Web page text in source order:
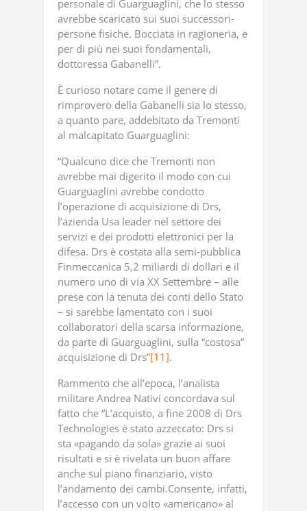
personale di Guarguaglini, che lo stesso
avrebbe scaricato sui suoi successori-
persone fisiche. Bocciata in ragioneria, e
per di più nei suoi fondamentali,
dottoressa Gabanelli”.
È curioso notare come il genere di
rimprovero della Gabanelli sia lo stesso,
a quanto pare, addebitato da Tremonti
al malcapitato Guarguaglini:
“Qualcuno dice che Tremonti non
avrebbe mai digerito il modo con cui
Guarguaglini avrebbe condotto
l’operazione di acquisizione di Drs,
l’azienda Usa leader nel settore dei
servizi e dei prodotti elettronici per la
difesa. Drs è costata alla semi-pubblica
Finmeccanica 5,2 miliardi di dollari e il
numero uno di via XX Settembre – alle
prese con la tenuta dei conti dello Stato
– si sarebbe lamentato con i suoi
collaboratori della scarsa informazione,
da parte di Guarguaglini, sulla “costosa”
acquisizione di Drs”[11].
Rammento che all’epoca, l’analista
militare Andrea Nativi concordava sul
fatto che “L’acquisto, a fine 2008 di Drs
Technologies è stato azzeccato: Drs si
sta «pagando da sola» grazie ai suoi
risultati e si è rivelata un buon affare
anche sul piano finanziario, visto
l’andamento dei cambi.Consente, infatti,
l’accesso con un volto «americano» al